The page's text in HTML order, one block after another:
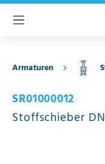
springen
Armaturen
SR01000012
Stoffschieber DN